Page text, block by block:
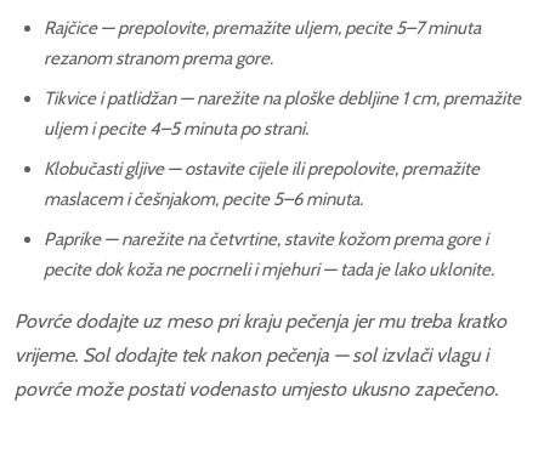
Rajčice — prepolovite, premažite uljem, pecite 5–7 minuta
rezanom stranom prema gore.
Tikvice i patlidžan — narežite na ploške debljine 1 cm, premažite
uljem i pecite 4–5 minuta po strani.
Klobučasti gljive — ostavite cijele ili prepolovite, premažite
maslacem i češnjakom, pecite 5–6 minuta.
Paprike — narežite na četvrtine, stavite kožom prema gore i
pecite dok koža ne pocrneli i mjehuri — tada je lako uklonite.
Povrće dodajte uz meso pri kraju pečenja jer mu treba kratko
vrijeme. Sol dodajte tek nakon pečenja — sol izvlači vlagu i
povrće može postati vodenasto umjesto ukusno zapečeno.